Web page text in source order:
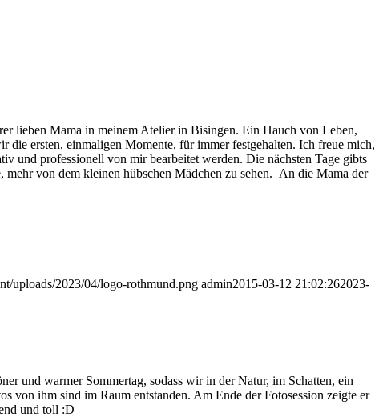
lieben Mama in meinem Atelier in Bisingen. Ein Hauch von Leben,
die ersten, einmaligen Momente, für immer festgehalten. Ich freue mich,
und professionell von mir bearbeitet werden. Die nächsten Tage gibts
von dem kleinen hübschen Mädchen zu sehen. An die Mama der
uploads/2023/04/logo-rothmund.png admin2015-03-12 21:02:262023-
und warmer Sommertag, sodass wir in der Natur, im Schatten, ein
von ihm sind im Raum entstanden. Am Ende der Fotosession zeigte er
und toll :D